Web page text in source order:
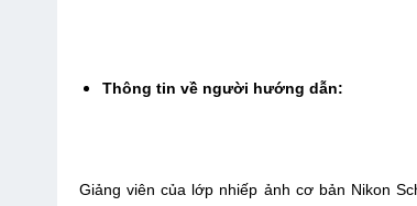
Thông tin về người hướng dẫn:
Giảng viên của lớp nhiếp ảnh cơ bản Nikon